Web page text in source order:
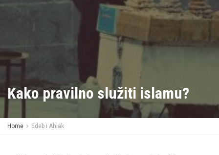
Kako pravilno služiti islamu?
Home Edeb i Ahlak